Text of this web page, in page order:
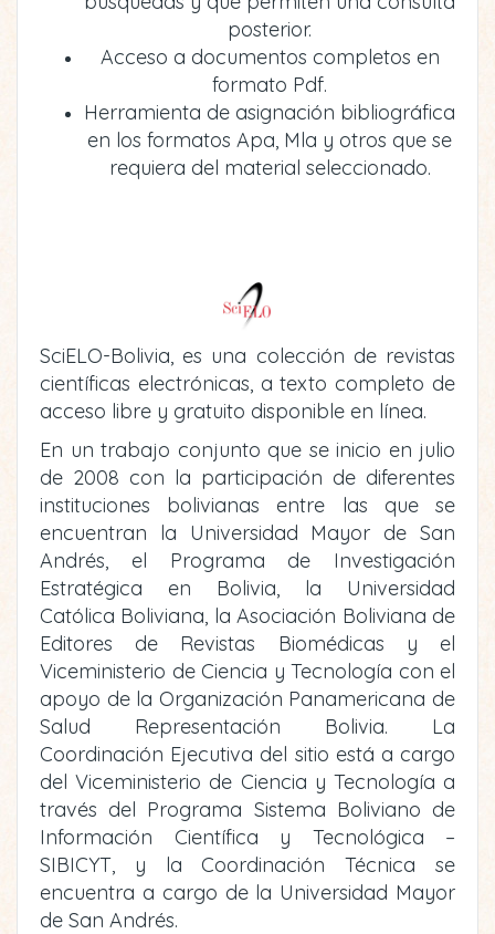
posterior.
Acceso a documentos completos en
formato Pdf.
Herramienta de asignación bibliográfica
en los formatos Apa, Mla y otros que se
requiera del material seleccionado.
SciELO-Bolivia, es una colección de revistas
científicas electrónicas, a texto completo de
acceso libre y gratuito disponible en línea.
En un trabajo conjunto que se inicio en julio
de 2008 con la participación de diferentes
instituciones bolivianas entre las que se
encuentran la Universidad Mayor de San
Andrés, el Programa de Investigación
Estratégica en Bolivia, la Universidad
Católica Boliviana, la Asociación Boliviana de
Editores de Revistas Biomédicas y el
Viceministerio de Ciencia y Tecnología con el
apoyo de la Organización Panamericana de
Salud Representación Bolivia. La
Coordinación Ejecutiva del sitio está a cargo
del Viceministerio de Ciencia y Tecnología a
través del Programa Sistema Boliviano de
Información Científica y Tecnológica –
SIBICYT, y la Coordinación Técnica se
encuentra a cargo de la Universidad Mayor
de San Andrés.